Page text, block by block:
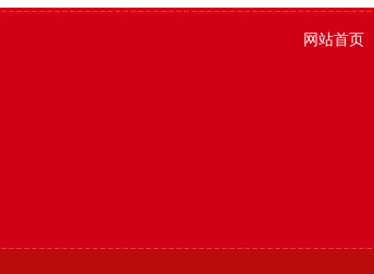
网站首页